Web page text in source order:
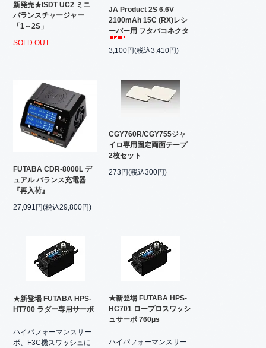
新発売★ISDT UC2 ミニ
バランスチャージャー
「1～2S」
SOLD OUT
JA Product 2S 6.6V
2100mAh 15C (RX)レシ
ーバー用 フタバコネクタ
3,100円(税込3,410円)
FUTABA CDR-8000L デ
ュアル バランス充電器
『再入荷』
27,091円(税込29,800円)
CGY760R/CGY755ジャ
イロ専用固定両面テープ
2枚セット
273円(税込300円)
★新登場 FUTABA HPS-
HT700 ラダー専用サーボ
ハイパフォーマンスサー
ボ、F3C機スワッシュに
★新登場 FUTABA HPS-
HC701 ロープロスワッシ
ュサーボ 760μs
ハイパフォーマンスサー